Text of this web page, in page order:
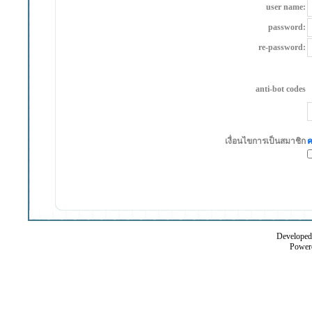
user name:
password:
re-password:
anti-bot codes
เงื่อนไขการเป็นสมาชิก